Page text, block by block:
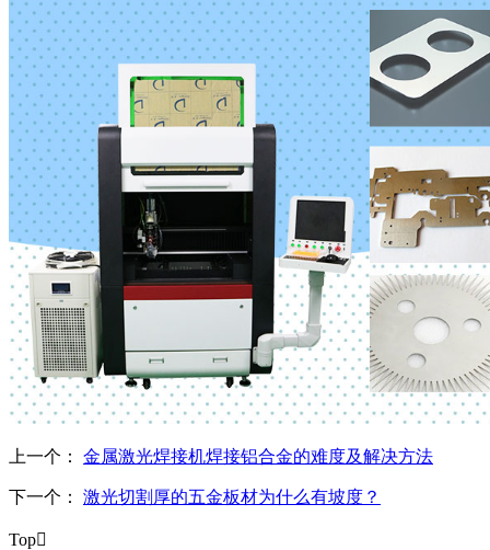
上一个： 金属激光焊接机焊接铝合金的难度及解决方法
下一个： 激光切割厚的五金板材为什么有坡度？
Top